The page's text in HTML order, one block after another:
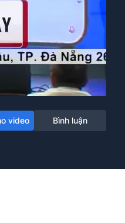
video Bình luận